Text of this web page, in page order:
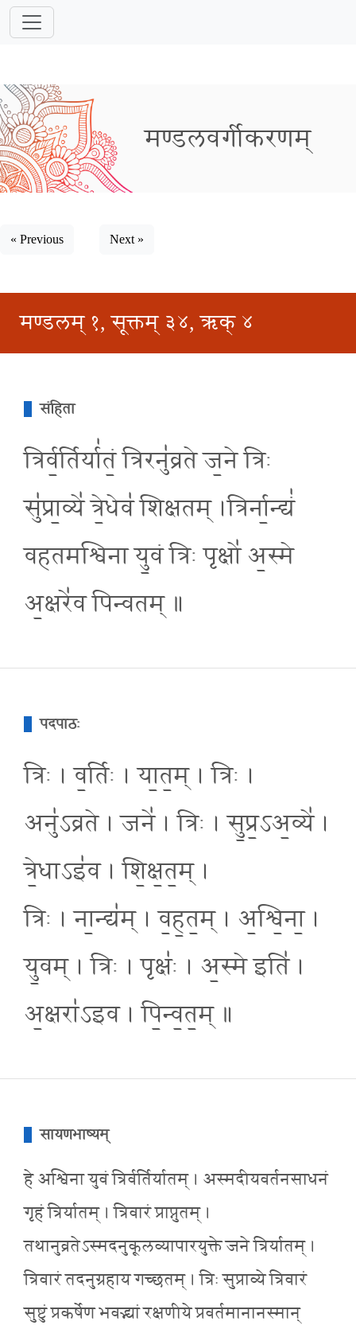
मण्डलवर्गीकरणम्
« Previous Next »
मण्डलम् १, सूक्तम् ३४, ऋक् ४
संहिता
त्रिर्व॒र्तिर्या॑तं॒ त्रिरनु॑व्रते ज॒ने त्रिः
सु॑प्रा॒व्ये॑ त्रे॒धेव॑ शिक्षतम् ।त्रिर्ना॒न्द्यं॑
वहतमश्विना यु॒वं त्रिः पृक्षो॑ अ॒स्मे
अ॒क्षरे॑व पिन्वतम् ॥
पदपाठः
त्रिः । व॒र्तिः । या॒त॒म् । त्रिः ।
अनु॑ऽव्रते । जने॑ । त्रिः । सु॒प्र॒ऽअ॒व्ये॑ ।
त्रे॒धाऽइ॑व । शि॒क्ष॒त॒म् ।
त्रिः । ना॒न्द्य॑म् । व॒ह॒त॒म् । अ॒श्वि॒ना॒ ।
यु॒वम् । त्रिः । पृक्षः॑ । अ॒स्मे इति॑ ।
अ॒क्षरा॑ऽइव । पि॒न्व॒त॒म् ॥
सायणभाष्यम्
हे अश्विना युवं त्रिर्वर्तिर्यातम् । अस्मदीयवर्तनसाधनं
गृहं त्रिर्यातम् । त्रिवारं प्राप्नुतम् ।
तथानुव्रतेऽस्मदनुकूलव्यापारयुक्ते जने त्रिर्यातम् ।
त्रिवारं तदनुग्रहाय गच्छतम् । त्रिः सुप्राव्ये त्रिवारं
सुष्टुं प्रकर्षेण भवद्भ्यां रक्षणीये प्रवर्तमानानस्मान्